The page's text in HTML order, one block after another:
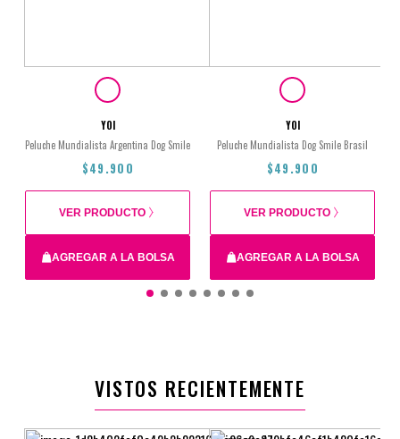
YOI
Peluche Mundialista Argentina Dog Smile
$49.900
AGREGAR A LA BOLSA
VER PRODUCTO
YOI
Peluche Mundialista Dog Smile Brasil
$49.900
AGREGAR A LA BOLSA
VER PRODUCTO
VISTOS RECIENTEMENTE